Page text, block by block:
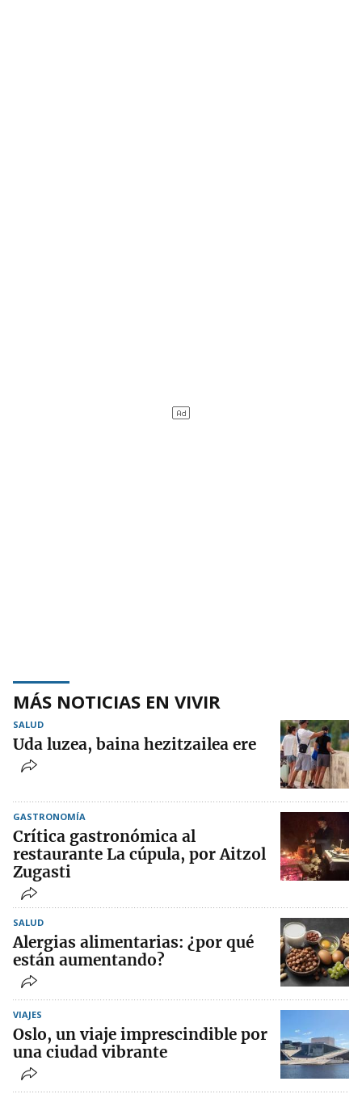
MÁS NOTICIAS EN VIVIR
SALUD
Uda luzea, baina hezitzailea ere
GASTRONOMÍA
Crítica gastronómica al
restaurante La cúpula, por Aitzol
Zugasti
SALUD
Alergias alimentarias: ¿por qué
están aumentando?
VIAJES
Oslo, un viaje imprescindible por
una ciudad vibrante